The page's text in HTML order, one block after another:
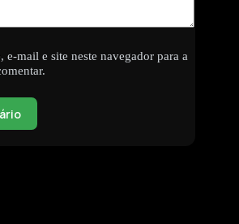
e-mail e site neste navegador para a